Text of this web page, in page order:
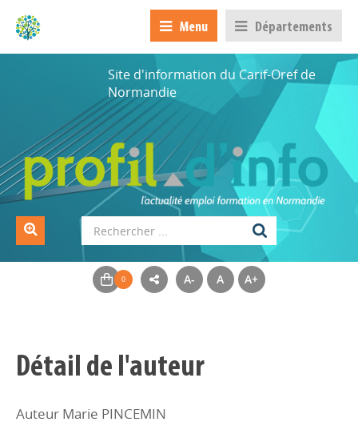
Menu Départements
Site d'information du Carif-Oref de
Normandie
A- A A+
Détail de l'auteur
Auteur Marie PINCEMIN